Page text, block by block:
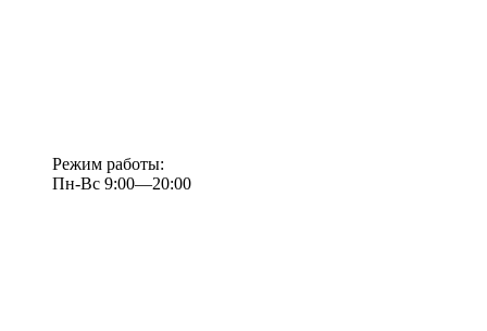
Режим работы:
Пн-Вс 9:00—20:00